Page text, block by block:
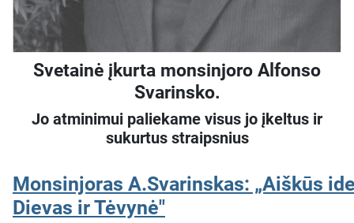
Svetainė įkurta monsinjoro Alfonso
Svarinsko.
Jo atminimui paliekame visus jo įkeltus ir
sukurtus straipsnius
Monsinjoras A.Svarinskas: „Aiškūs
Dievas ir Tėvynė"